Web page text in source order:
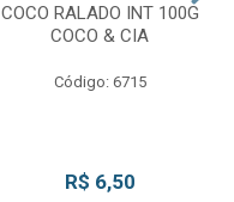
COCO RALADO INT 100G
COCO & CIA
Código: 6715
R$ 6,50